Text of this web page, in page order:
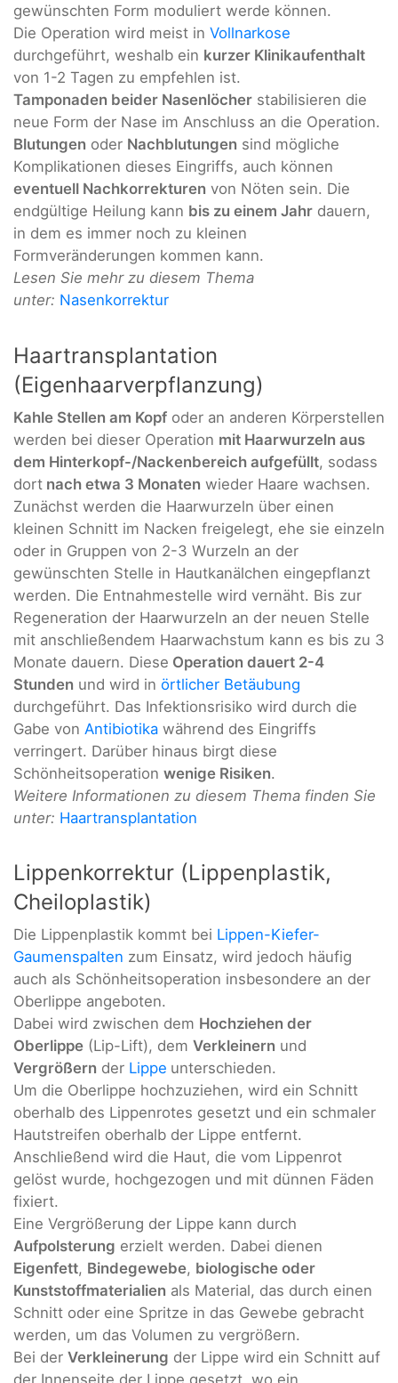
gewünschten Form moduliert werde können.
Die Operation wird meist in Vollnarkose
durchgeführt, weshalb ein kurzer Klinikaufenthalt
von 1-2 Tagen zu empfehlen ist.
Tamponaden beider Nasenlöcher stabilisieren die
neue Form der Nase im Anschluss an die Operation.
Blutungen oder Nachblutungen sind mögliche
Komplikationen dieses Eingriffs, auch können
eventuell Nachkorrekturen von Nöten sein. Die
endgültige Heilung kann bis zu einem Jahr dauern,
in dem es immer noch zu kleinen
Formveränderungen kommen kann.
Lesen Sie mehr zu diesem Thema
unter: Nasenkorrektur
Haartransplantation
(Eigenhaarverpflanzung)
Kahle Stellen am Kopf oder an anderen Körperstellen
werden bei dieser Operation mit Haarwurzeln aus
dem Hinterkopf-/Nackenbereich aufgefüllt, sodass
dort nach etwa 3 Monaten wieder Haare wachsen.
Zunächst werden die Haarwurzeln über einen
kleinen Schnitt im Nacken freigelegt, ehe sie einzeln
oder in Gruppen von 2-3 Wurzeln an der
gewünschten Stelle in Hautkanälchen eingepflanzt
werden. Die Entnahmestelle wird vernäht. Bis zur
Regeneration der Haarwurzeln an der neuen Stelle
mit anschließendem Haarwachstum kann es bis zu 3
Monate dauern. Diese Operation dauert 2-4
Stunden und wird in örtlicher Betäubung
durchgeführt. Das Infektionsrisiko wird durch die
Gabe von Antibiotika während des Eingriffs
verringert. Darüber hinaus birgt diese
Schönheitsoperation wenige Risiken.
Weitere Informationen zu diesem Thema finden Sie
unter: Haartransplantation
Lippenkorrektur (Lippenplastik,
Cheiloplastik)
Die Lippenplastik kommt bei Lippen-Kiefer-
Gaumenspalten zum Einsatz, wird jedoch häufig
auch als Schönheitsoperation insbesondere an der
Oberlippe angeboten.
Dabei wird zwischen dem Hochziehen der
Oberlippe (Lip-Lift), dem Verkleinern und
Vergrößern der Lippe unterschieden.
Um die Oberlippe hochzuziehen, wird ein Schnitt
oberhalb des Lippenrotes gesetzt und ein schmaler
Hautstreifen oberhalb der Lippe entfernt.
Anschließend wird die Haut, die vom Lippenrot
gelöst wurde, hochgezogen und mit dünnen Fäden
fixiert.
Eine Vergrößerung der Lippe kann durch
Aufpolsterung erzielt werden. Dabei dienen
Eigenfett, Bindegewebe, biologische oder
Kunststoffmaterialien als Material, das durch einen
Schnitt oder eine Spritze in das Gewebe gebracht
werden, um das Volumen zu vergrößern.
Bei der Verkleinerung der Lippe wird ein Schnitt auf